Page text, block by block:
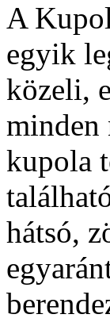
A
egyik
közeli,
minden
kupola
hátsó,